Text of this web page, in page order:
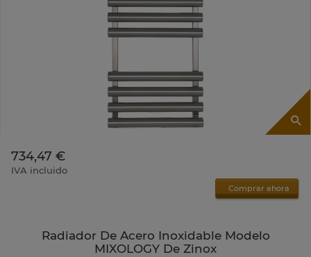
734,47 €
IVA incluido
Comprar ahora
Radiador De Acero Inoxidable Modelo
MIXOLOGY De Zinox